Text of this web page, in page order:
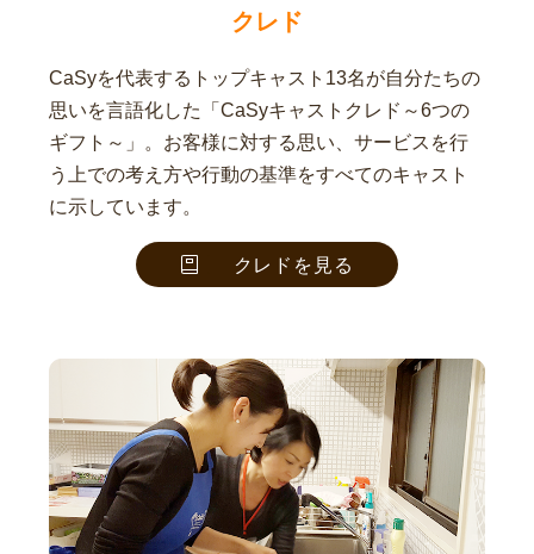
クレド
CaSyを代表するトップキャスト13名が自分たちの
思いを言語化した「CaSyキャストクレド～6つの
ギフト～」。お客様に対する思い、サービスを行
う上での考え方や行動の基準をすべてのキャスト
に示しています。
クレドを見る